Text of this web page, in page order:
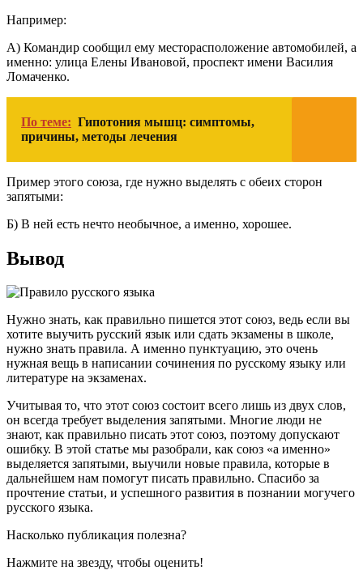
Например:
А) Командир сообщил ему месторасположение автомобилей, а
именно: улица Елены Ивановой, проспект имени Василия
Ломаченко.
По теме: Гипотония мышц: симптомы,
причины, методы лечения
Пример этого союза, где нужно выделять с обеих сторон
запятыми:
Б) В ней есть нечто необычное, а именно, хорошее.
Вывод
Нужно знать, как правильно пишется этот союз, ведь если вы
хотите выучить русский язык или сдать экзамены в школе,
нужно знать правила. А именно пунктуацию, это очень
нужная вещь в написании сочинения по русскому языку или
литературе на экзаменах.
Учитывая то, что этот союз состоит всего лишь из двух слов,
он всегда требует выделения запятыми. Многие люди не
знают, как правильно писать этот союз, поэтому допускают
ошибку. В этой статье мы разобрали, как союз «а именно»
выделяется запятыми, выучили новые правила, которые в
дальнейшем нам помогут писать правильно. Спасибо за
прочтение статьи, и успешного развития в познании могучего
русского языка.
Насколько публикация полезна?
Нажмите на звезду, чтобы оценить!